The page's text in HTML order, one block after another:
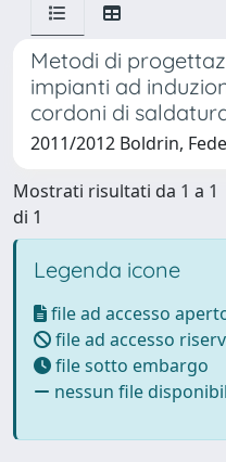
Metodi di
impianti ad
cordoni di
2011/2012 Boldrin,
Mostrati risultati da 1 a 1
di 1
Legenda icone
file ad accesso
file ad accesso
file sotto embargo
nessun file